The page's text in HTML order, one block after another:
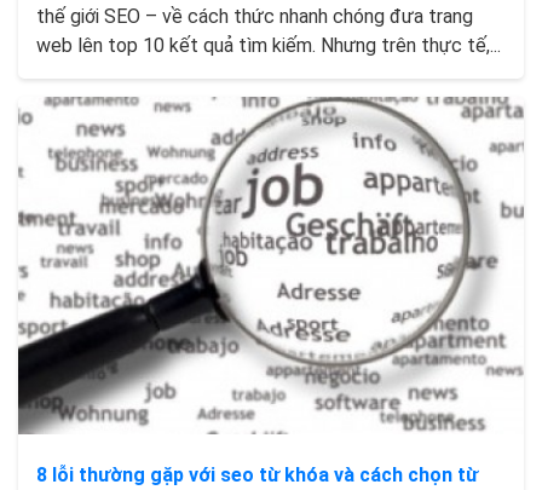
thế giới SEO – về cách thức nhanh chóng đưa trang
web lên top 10 kết quả tìm kiếm. Nhưng trên thực tế,...
8 lỗi thường gặp với seo từ khóa và cách chọn từ